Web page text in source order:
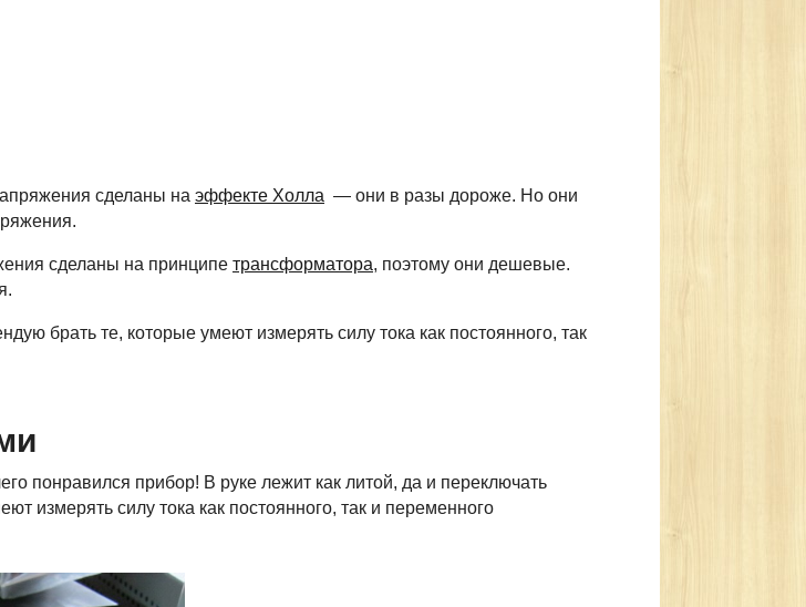
сделаны на эффекте Холла — они в разы дороже. Но они
сделаны на принципе трансформатора, поэтому они дешевые.
брать те, которые умеют измерять силу тока как постоянного, так
понравился прибор! В руке лежит как литой, да и переключать
измерять силу тока как постоянного, так и переменного